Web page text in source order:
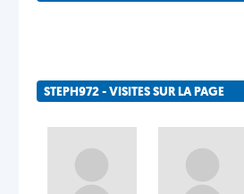
STEPH972 - VISITES SUR LA PAGE